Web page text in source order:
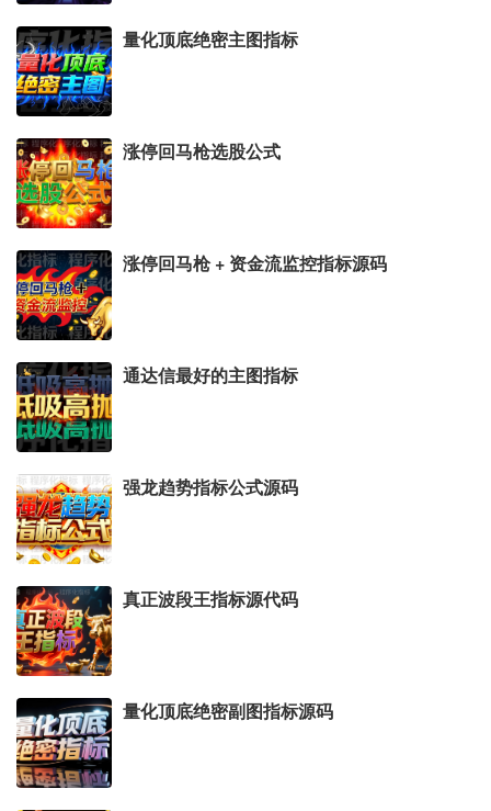
量化顶底绝密主图指标
涨停回马枪选股公式
涨停回马枪 + 资金流监控指标源码
通达信最好的主图指标
强龙趋势指标公式源码
真正波段王指标源代码
量化顶底绝密副图指标源码